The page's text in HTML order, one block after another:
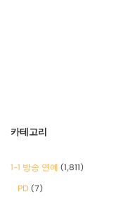
카테고리
1-1 방송 연예 (1,811)
PD (7)